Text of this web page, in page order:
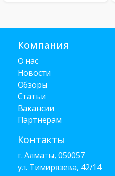
Компания
О нас
Новости
Обзоры
Статьи
Вакансии
Партнёрам
Контакты
г. Алматы, 050057
ул. Тимирязева, 42/14